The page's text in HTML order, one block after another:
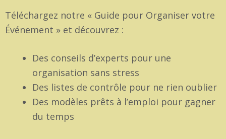
Téléchargez notre « Guide pour Organiser votre
Événement » et découvrez :
Des conseils d’experts pour une
organisation sans stress
Des listes de contrôle pour ne rien oublier
Des modèles prêts à l’emploi pour gagner
du temps